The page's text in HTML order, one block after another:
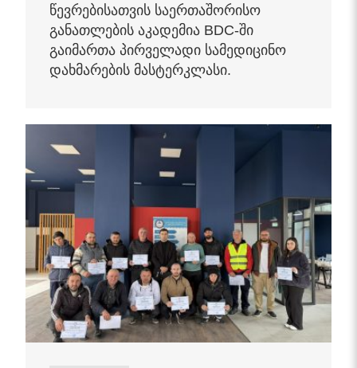
წევრებისათვის საერთაშორისო
განათლების აკადემია BDC-ში
გაიმართა პირველადი სამედიცინო
დახმარების მასტერკლასი.